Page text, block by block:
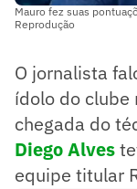
Mauro fez suas
Reprodução
O jornalista
ídolo do clube
chegada do
Diego Alves
equipe titular